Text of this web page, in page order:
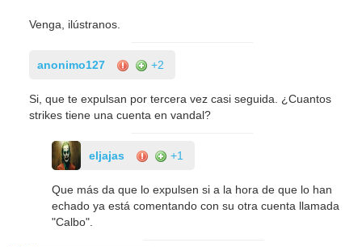
Venga, ilústranos.
anonimo127 +2
Si, que te expulsan por tercera vez casi seguida. ¿Cuantos
strikes tiene una cuenta en vandal?
eljajas +1
Que más da que lo expulsen si a la hora de que lo han
echado ya está comentando con su otra cuenta llamada
"Calbo".